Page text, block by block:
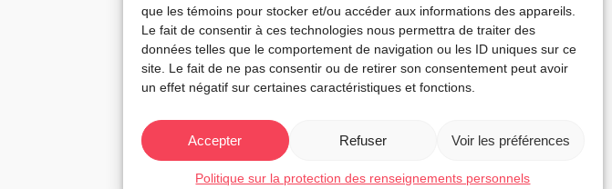
que les témoins pour stocker et/ou accéder aux informations des appareils.
Le fait de consentir à ces technologies nous permettra de traiter des
données telles que le comportement de navigation ou les ID uniques sur ce
site. Le fait de ne pas consentir ou de retirer son consentement peut avoir
un effet négatif sur certaines caractéristiques et fonctions.
Accepter Refuser Voir les préférences
Politique sur la protection des renseignements personnels